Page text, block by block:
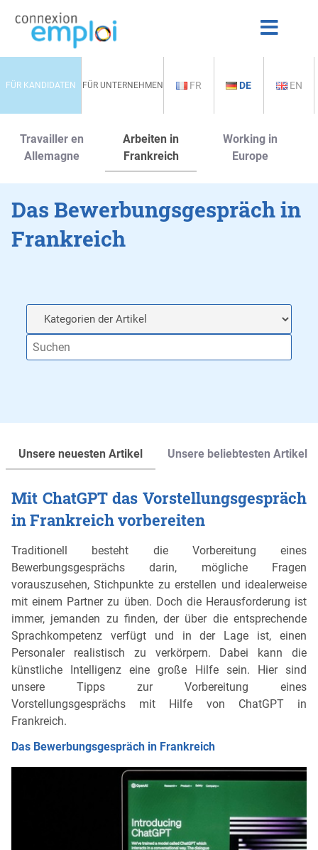
FÜR KANDIDATEN FÜR UNTERNEHMEN FR DE EN
Travailler en
Allemagne
Arbeiten in
Frankreich
Working in
Europe
Das Bewerbungsgespräch in
Frankreich
Unsere neuesten Artikel Unsere beliebtesten Artikel
Mit ChatGPT das Vorstellungsgespräch
in Frankreich vorbereiten
Traditionell besteht die Vorbereitung eines
Bewerbungsgesprächs darin, mögliche Fragen
vorauszusehen, Stichpunkte zu erstellen und idealerweise
mit einem Partner zu üben. Doch die Herausforderung ist
immer, jemanden zu finden, der über die entsprechende
Sprachkompetenz verfügt und in der Lage ist, einen
Personaler realistisch zu verkörpern. Dabei kann die
künstliche Intelligenz eine große Hilfe sein. Hier sind
unsere Tipps zur Vorbereitung eines
Vorstellungsgesprächs mit Hilfe von ChatGPT in
Frankreich.
Das Bewerbungsgespräch in Frankreich